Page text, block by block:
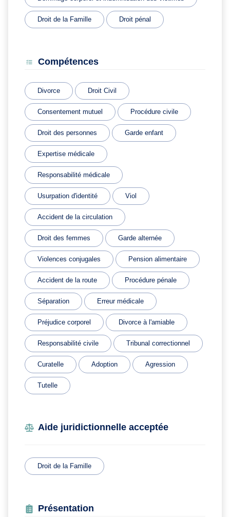
Droit de la Famille Droit pénal
Compétences
Divorce Droit Civil
Consentement mutuel Procédure civile
Droit des personnes Garde enfant
Expertise médicale
Responsabilité médicale
Usurpation d'identité Viol
Accident de la circulation
Droit des femmes Garde alternée
Violences conjugales Pension alimentaire
Accident de la route Procédure pénale
Séparation Erreur médicale
Préjudice corporel Divorce à l'amiable
Responsabilité civile Tribunal correctionnel
Curatelle Adoption Agression
Tutelle
Aide juridictionnelle acceptée
Droit de la Famille
Présentation